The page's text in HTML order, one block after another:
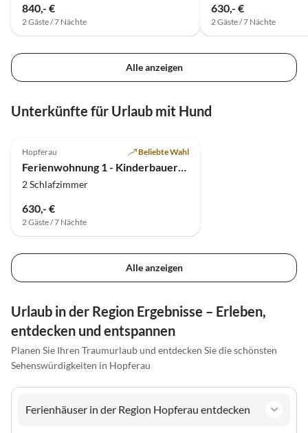
840,- €
2 Gäste / 7 Nächte
630,- €
2 Gäste / 7 Nächte
Alle anzeigen
Unterkünfte für Urlaub mit Hund
Hopferau Beliebte Wahl
Ferienwohnung 1 - Kinderbauernhof Vroni Brunner
2 Schlafzimmer
630,- €
2 Gäste / 7 Nächte
Alle anzeigen
Urlaub in der Region Ergebnisse – Erleben,
entdecken und entspannen
Planen Sie Ihren Traumurlaub und entdecken Sie die schönsten
Sehenswürdigkeiten in Hopferau
Ferienhäuser in der Region Hopferau entdecken